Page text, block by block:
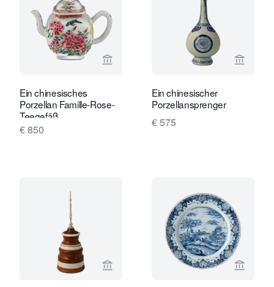
Verkaeuferseite von Limburg
Ein chinesisches
Porzellan Famille-Rose-
Teegefäß
€ 850
Ein chinesischer
Porzellansprenger
€ 575
Verkaeuferseite von Limburg